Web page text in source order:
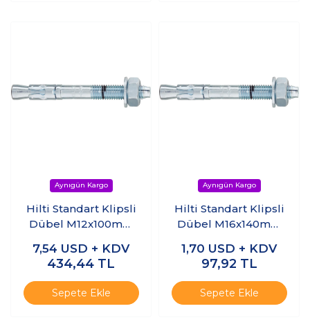
Hilti Standart Klipsli
Dübel M12x100mm
(10adet)
7,54 USD + KDV
434,44 TL
Sepete Ekle
Hilti Standart Klipsli
Dübel M16x140mm
1,70 USD + KDV
97,92 TL
Sepete Ekle